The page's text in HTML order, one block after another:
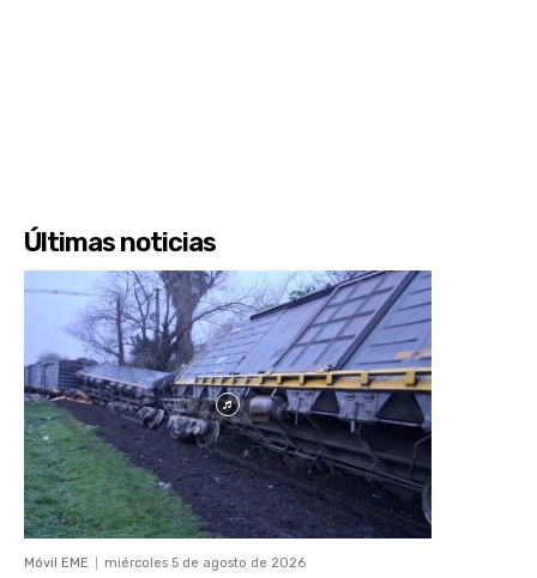
Últimas noticias
Móvil EME miércoles 5 de agosto de 2026